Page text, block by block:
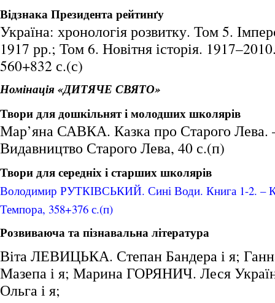
Відзнака Президента рейтинґу
Україна: хронологія розвитку. Том 5.
1917 рр.; Том 6. Новітня історія.
560+832 с.(с)
Номінація «ДИТЯЧЕ СВЯТО»
Твори для дошкільнят і молодших школярів
Мар’яна САВКА. Казка про Старого Лева.
Видавництво Старого Лева, 40 с.(п)
Твори для середніх і старших школярів
Володимир РУТКІВСЬКИЙ. Сині Води. Книга 1-2. –
Темпора, 358+376 с.(п)
Розвиваюча та пізнавальна література
Віта ЛЕВИЦЬКА. Степан Бандера і я;
Мазепа і я; Марина ГОРЯНИЧ. Леся
Ольга і я;